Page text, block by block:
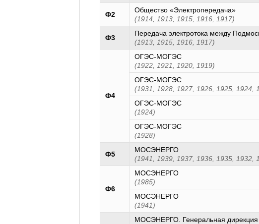
Ф2
Общество «Электропередача»
(1914, 1913, 1915, 1916, 1917)
Ф3
Передача электротока между
(1913, 1915, 1916, 1917)
Ф4
ОГЭС-МОГЭС
(1922, 1921, 1920, 1919)
ОГЭС-МОГЭС
(1931, 1928, 1927, 1926, 1925, 1924,
ОГЭС-МОГЭС
(1924)
ОГЭС-МОГЭС
(1928)
Ф5
МОСЭНЕРГО
(1941, 1939, 1937, 1936, 1935, 1932,
Ф6
МОСЭНЕРГО
(1985)
МОСЭНЕРГО
(1941)
МОСЭНЕРГО. Генеральная дирекция